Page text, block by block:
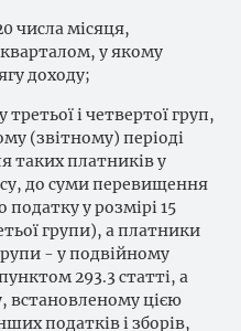
числа місяця,
у якому
доходу;
і четвертої груп,
(звітному) періоді
таких платників у
до суми перевищення
у розмірі 15
групи), а платники
- у подвійному
293.3 статті, а
встановленому цією
податків і зборів,